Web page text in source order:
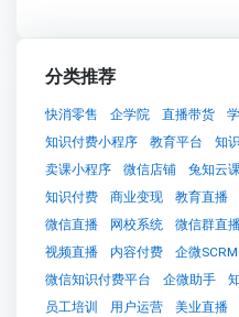
分类推荐
快消零售 企学院 直播带货
知识付费小程序
教育平台 知
卖课小程序
微信店铺 兔知云
知识付费
商业变现 教育直播
微信直播
网校系统 微信群直
视频直播
内容付费 企微SCRM
微信知识付费平台
企微助手
员工培训
用户运营 美业直播